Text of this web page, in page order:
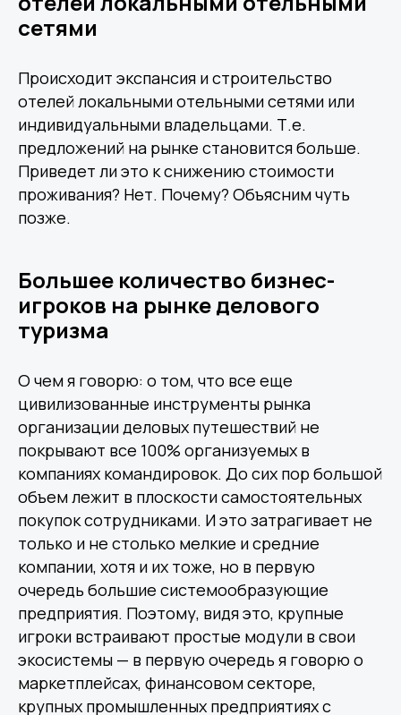
сетями
Происходит экспансия и строительство
отелей локальными отельными сетями или
индивидуальными владельцами. Т.е.
предложений на рынке становится больше.
Приведет ли это к снижению стоимости
проживания? Нет. Почему? Объясним чуть
позже.
Большее количество бизнес-
игроков на рынке делового
туризма
О чем я говорю: о том, что все еще
цивилизованные инструменты рынка
организации деловых путешествий не
покрывают все 100% организуемых в
компаниях командировок. До сих пор большой
объем лежит в плоскости самостоятельных
покупок сотрудниками. И это затрагивает не
только и не столько мелкие и средние
компании, хотя и их тоже, но в первую
очередь большие системообразующие
предприятия. Поэтому, видя это, крупные
игроки встраивают простые модули в свои
экосистемы — в первую очередь я говорю о
маркетплейсах, финансовом секторе,
крупных промышленных предприятиях с